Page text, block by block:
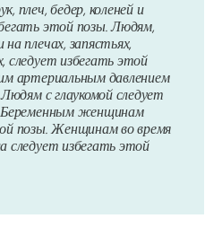
плеч, бедер, коленей и
этой позы. Людям,
плечах, запястьях,
следует избегать этой
артериальным давлением
с глаукомой следует
Беременным женщинам
позы. Женщинам во время
следует избегать этой